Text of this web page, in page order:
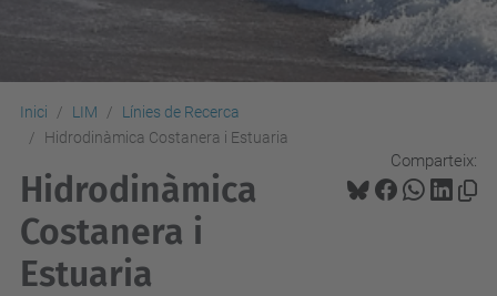
Inici LIM
Línies de Recerca
Hidrodinàmica Costanera i Estuaria
Comparteix:
Hidrodinàmica
Costanera i
Estuaria